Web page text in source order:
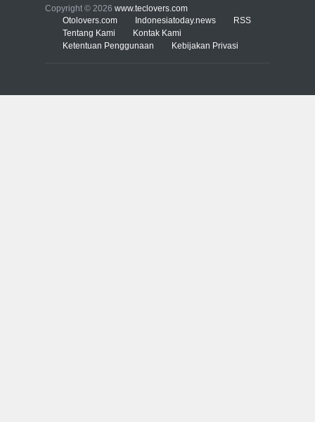
serangan siber 2017 kian
gencar
COMPUTING & SOFTWARE
7 Januari 2017
Copyright © 2026 www.teclovers.com
Otolovers.com
Indonesiatoday.news
RSS
Tentang Kami
Kontak Kami
Ketentuan Penggunaan
Kebijakan Privasi